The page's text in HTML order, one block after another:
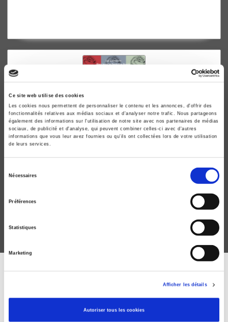
Ce site web utilise des cookies
Les cookies nous permettent de personnaliser le contenu et les annonces, d'offrir des
fonctionnalités relatives aux médias sociaux et d'analyser notre trafic. Nous partageons
également des informations sur l'utilisation de notre site avec nos partenaires de médias
sociaux, de publicité et d'analyse, qui peuvent combiner celles-ci avec d'autres
informations que vous leur avez fournies ou qu'ils ont collectées lors de votre utilisation
de leurs services.
Nécessaires
Préférences
Statistiques
Marketing
Afficher les détails
Autoriser tous les cookies
Pour Pascal Perrineau
DISCOVER OUR JOURNALS
Subscribe today